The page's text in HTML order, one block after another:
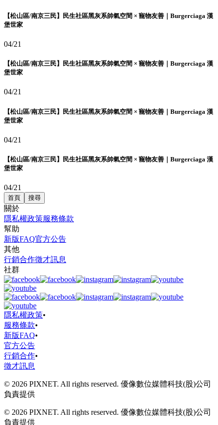
【松山區/南京三民】民生社區黑灰系帥氣空間 × 寵物友善｜Burgerciaga 漢
堡世家
04/21
【松山區/南京三民】民生社區黑灰系帥氣空間 × 寵物友善｜Burgerciaga 漢
堡世家
04/21
【松山區/南京三民】民生社區黑灰系帥氣空間 × 寵物友善｜Burgerciaga 漢
堡世家
04/21
【松山區/南京三民】民生社區黑灰系帥氣空間 × 寵物友善｜Burgerciaga 漢
堡世家
04/21
首頁 搜尋
關於
隱私權政策服務條款
幫助
新版FAQ官方公告
其他
行銷合作徵才訊息
社群
隱私權政策•
服務條款•
新版FAQ•
官方公告
行銷合作•
徵才訊息
© 2026 PIXNET. All rights reserved. 優像數位媒體科技(股)公司
負責提供
© 2026 PIXNET. All rights reserved. 優像數位媒體科技(股)公司
負責提供